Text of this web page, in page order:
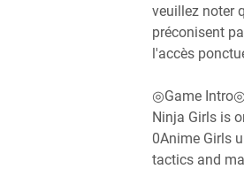
veuillez noter
préconisent
l'accès
◎Game Intro◎
Ninja Girls is
0Anime Girls
tactics and